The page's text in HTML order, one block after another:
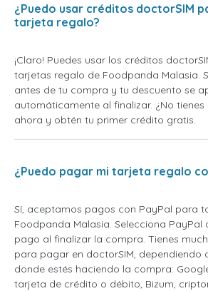
¿Puedo usar créditos doctorSIM
tarjeta regalo?
¡Claro! Puedes usar los créditos
tarjetas regalo de Foodpanda Malasia.
antes de tu compra y tu descuento se
automáticamente al finalizar. ¿No tienes
ahora y obtén tu primer crédito gratis.
¿Puedo pagar mi tarjeta regalo
Sí, aceptamos pagos con PayPal para
Foodpanda Malasia. Selecciona
pago al finalizar la compra. Tienes
para pagar en doctorSIM, dependiendo
donde estés haciendo la compra:
tarjeta de crédito o débito, Bizum,